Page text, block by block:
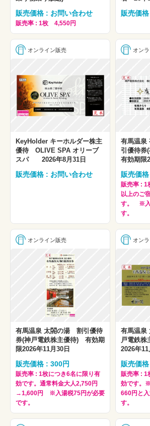
販売価格 : お問い合わせ
販売率 : 1枚 4,550円
販売価
オンライン販売
KeyHolder キーホルダー株主
優待 OLIVE SPA オリーブ
スパ 2026年8月31日
販売価格 : お問い合わせ
オン
有馬温泉
引優待券
有効期限
販売価
販売率 : 1
以上のご
す。 ※入
す。
オンライン販売
有馬温泉 太閤の湯 割引優待
券(神戸電鉄株主優待) 有効期
限2026年11月30日
販売価格 : 300円
販売率 : 1枚につき6名に限り有
効です。通常料金大人2,750円
→1,600円 ※入湯税75円が必要
です。
オン
有馬温
戸電鉄
2026年11
販売価
販売率 : 1
効です。
660円と
す。